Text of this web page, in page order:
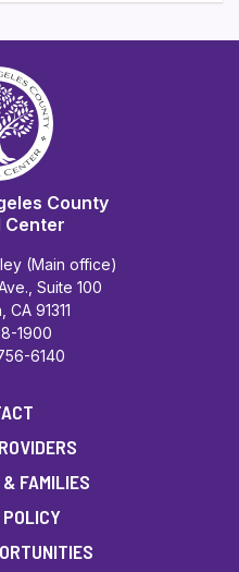
County
Center
(Main office)
Suite 100
91311
1900
6140
FAMILIES